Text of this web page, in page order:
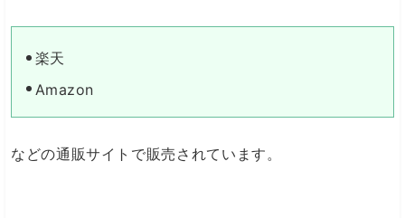
楽天
Amazon
などの通販サイトで販売されています。